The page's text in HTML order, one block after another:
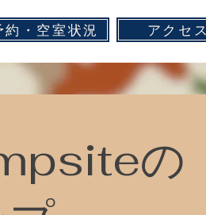
約・空室状況 アクセス
の